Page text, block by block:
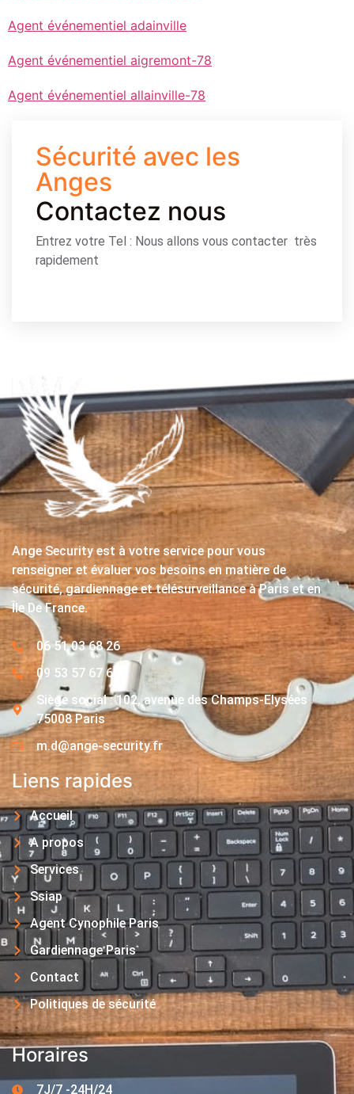
Agent événementiel adainville
Agent événementiel aigremont-78
Agent événementiel allainville-78
Sécurité avec les
Anges
Contactez nous
Entrez votre Tel : Nous allons vous contacter très
rapidement
Ange Security est à votre service pour vous
renseigner et évaluer vos besoins en matière de
sécurité, gardiennage et télésurveillance à Paris et en
Île De France.
06 51 03 68 26
09 53 57 67 63
Siège social : 102, avenue des Champs-Elysées
75008 Paris
m.d@ange-security.fr
Liens rapides
Accueil
A propos
Services
Ssiap
Agent Cynophile Paris
Gardiennage Paris
Contact
Politiques de sécurité
Horaires
7J/7 -24H/24